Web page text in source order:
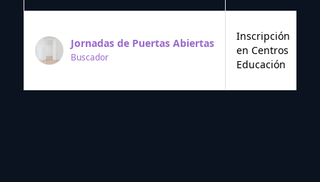
Jornadas de Puertas Abiertas
Buscador
Inscripción
en Centros
Educación